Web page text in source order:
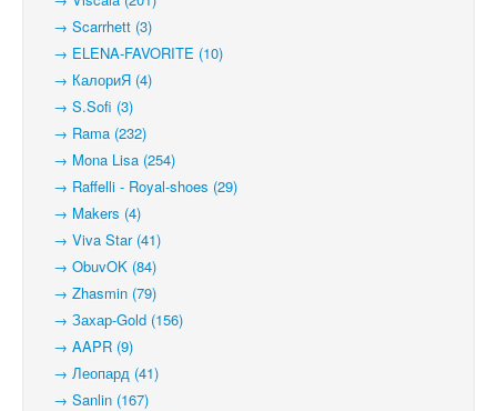
→ Scarrhett (3)
→ ELENA-FAVORITE (10)
→ КалориЯ (4)
→ S.Sofi (3)
→ Rama (232)
→ Mona Lisa (254)
→ Raffelli - Royal-shoes (29)
→ Makers (4)
→ Viva Star (41)
→ ObuvOK (84)
→ Zhasmin (79)
→ Захар-Gold (156)
→ AAPR (9)
→ Леопард (41)
→ Sanlin (167)